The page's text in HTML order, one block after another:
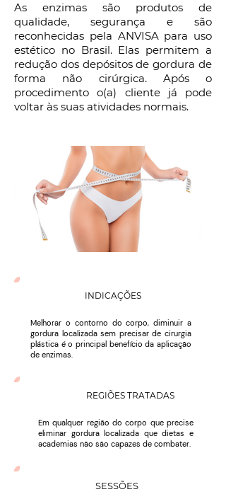
As enzimas são produtos de
qualidade, segurança e são
reconhecidas pela ANVISA para uso
estético no Brasil. Elas permitem a
redução dos depósitos de gordura de
forma não cirúrgica. Após o
procedimento o(a) cliente já pode
voltar às suas atividades normais.
INDICAÇÕES
Melhorar o contorno do corpo, diminuir a
gordura localizada sem precisar de cirurgia
plástica é o principal benefício da aplicação
de enzimas.
REGIÕES TRATADAS
Em qualquer região do corpo que precise
eliminar gordura localizada que dietas e
academias não são capazes de combater.
SESSÕES